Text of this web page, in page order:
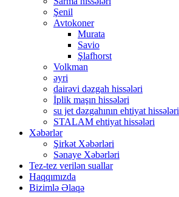
Şenil
Avtokoner
Murata
Savio
Şlafhorst
Volkman
əyri
dairəvi dəzgah hissələri
İplik maşın hissələri
su jet dəzgahının ehtiyat hissələri
STALAM ehtiyat hissələri
Xəbərlər
Şirkət Xəbərləri
Sənaye Xəbərləri
Tez-tez verilən suallar
Haqqımızda
Bizimlə Əlaqə